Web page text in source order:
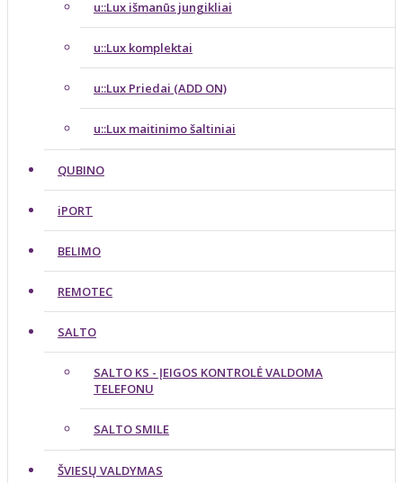
u::Lux išmanūs jungikliai
u::Lux komplektai
u::Lux Priedai (ADD ON)
u::Lux maitinimo šaltiniai
QUBINO
iPORT
BELIMO
REMOTEC
SALTO
SALTO KS - ĮEIGOS KONTROLĖ VALDOMA
TELEFONU
SALTO SMILE
ŠVIESŲ VALDYMAS